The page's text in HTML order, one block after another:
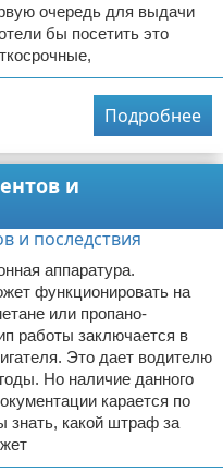
очередь для выдачи
бы посетить это
Подробнее
и
аппаратура.
функционировать на
или пропано-
работы заключается в
Это дает водителю
Но наличие данного
карается по
знать, какой штраф за